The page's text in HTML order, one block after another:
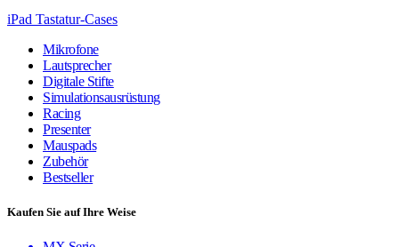
iPad Tastatur-Cases
Mikrofone
Lautsprecher
Digitale Stifte
Simulationsausrüstung
Racing
Presenter
Mauspads
Zubehör
Bestseller
Kaufen Sie auf Ihre Weise